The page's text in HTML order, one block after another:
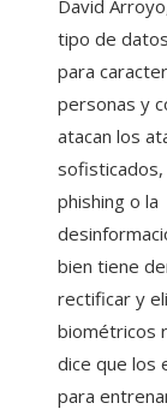
David
tipo de
para
personas y
atacan los
sofisticados,
phishing o la
bien tiene
rectificar y
biométricos
dice que los
para